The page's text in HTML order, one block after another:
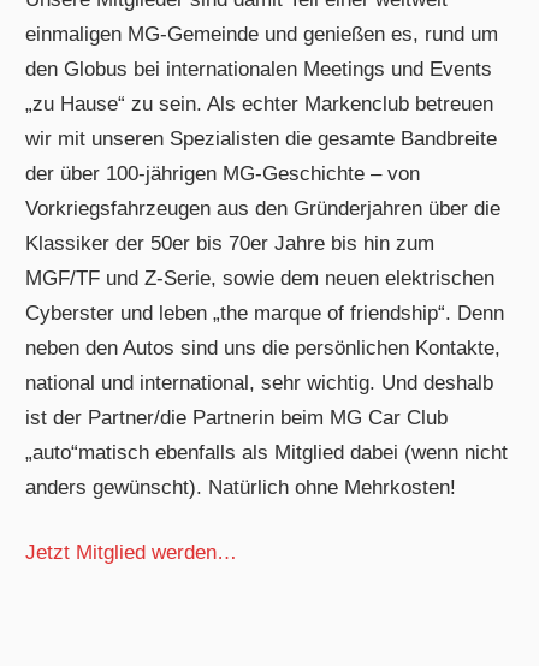
einmaligen MG-Gemeinde und genießen es, rund um
den Globus bei internationalen Meetings und Events
„zu Hause“ zu sein. Als echter Markenclub betreuen
wir mit unseren Spezialisten die gesamte Bandbreite
der über 100-jährigen MG-Geschichte – von
Vorkriegsfahrzeugen aus den Gründerjahren über die
Klassiker der 50er bis 70er Jahre bis hin zum
MGF/TF und Z-Serie, sowie dem neuen elektrischen
Cyberster und leben „the marque of friendship“. Denn
neben den Autos sind uns die persönlichen Kontakte,
national und international, sehr wichtig. Und deshalb
ist der Partner/die Partnerin beim MG Car Club
„auto“matisch ebenfalls als Mitglied dabei (wenn nicht
anders gewünscht). Natürlich ohne Mehrkosten!
Jetzt Mitglied werden…